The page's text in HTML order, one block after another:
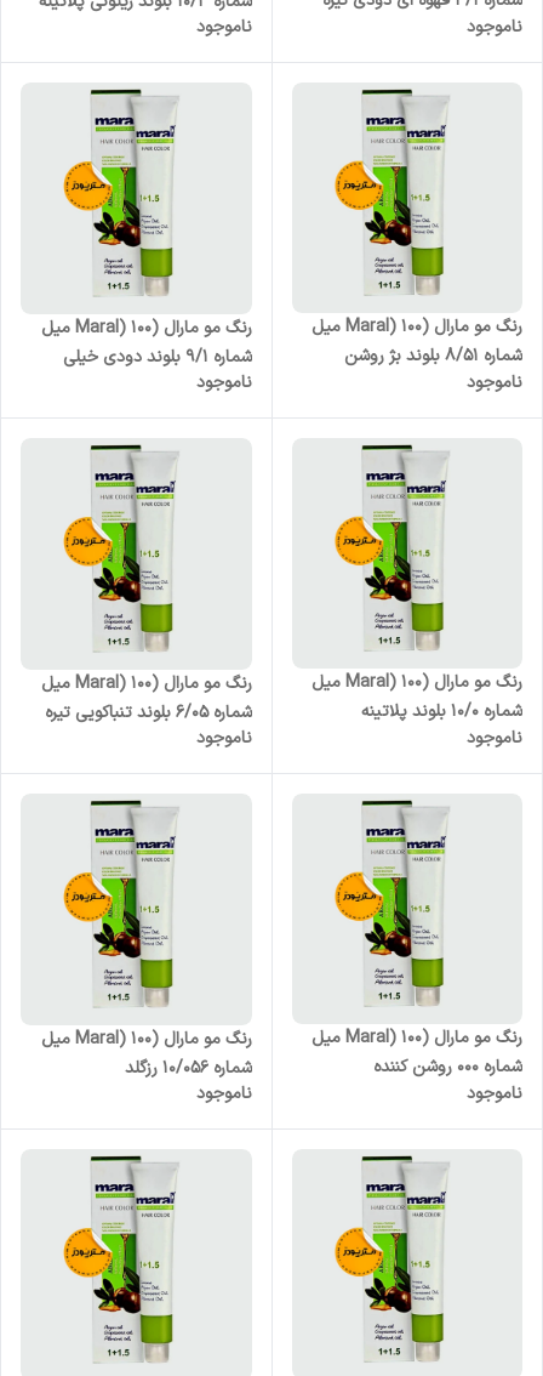
ناموجود
ناموجود
رنگ مو مارال (Maral) 100 میل
شماره 8/51 بلوند بژ روشن
ناموجود
رنگ مو مارال (Maral) 100 میل
شماره 9/1 بلوند دودی خیلی
روشن
ناموجود
رنگ مو مارال (Maral) 100 میل
شماره 10/0 بلوند پلاتینه
ناموجود
رنگ مو مارال (Maral) 100 میل
شماره 6/05 بلوند تنباکویی تیره
ناموجود
رنگ مو مارال (Maral) 100 میل
شماره 000 روشن کننده
ناموجود
رنگ مو مارال (Maral) 100 میل
شماره 10/056 رزگلد
ناموجود